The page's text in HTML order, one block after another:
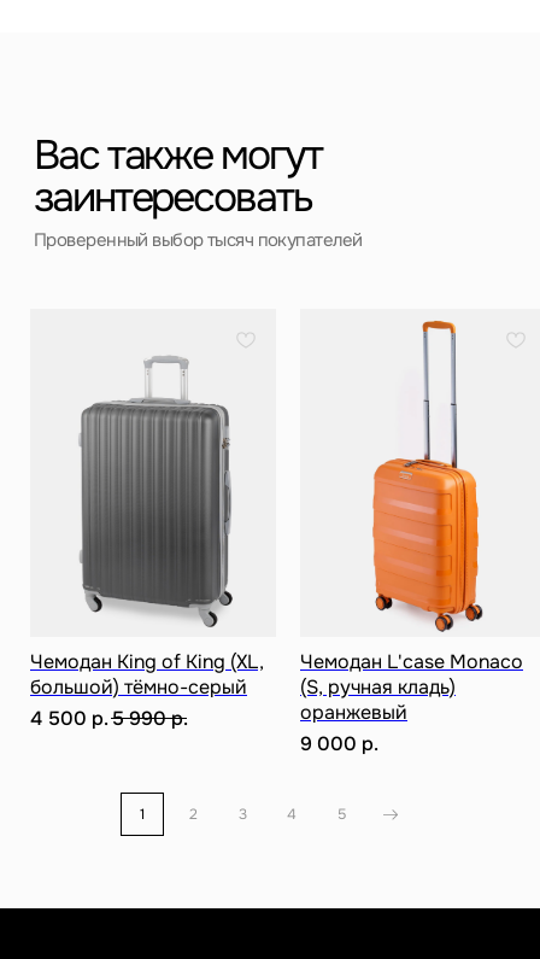
Чемодан King of King (XL,
большой) тёмно-серый
4 500 р.5 990р.
Чемодан L'case Monaco
(S, ручная кладь)
оранжевый
9 000 р.
1 2 3 4 5
г. Санкт-Петербург
ул. Ольги Берггольц, 35а, БЦ Результат, офис 527
ИП Ступакевич Иван Сергеевич
ИНН: 781141898491 ОГРНИП: 319784700169709
График работы: с 10:00 до 21:00 ежедневно
Наш магазин:
Каталог